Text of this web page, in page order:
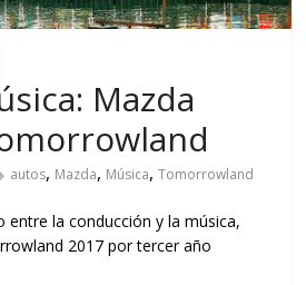
Mazda
autos, Mazda, Música,Tomorrowland
entre la conducción y la música,
2017 por tercer año